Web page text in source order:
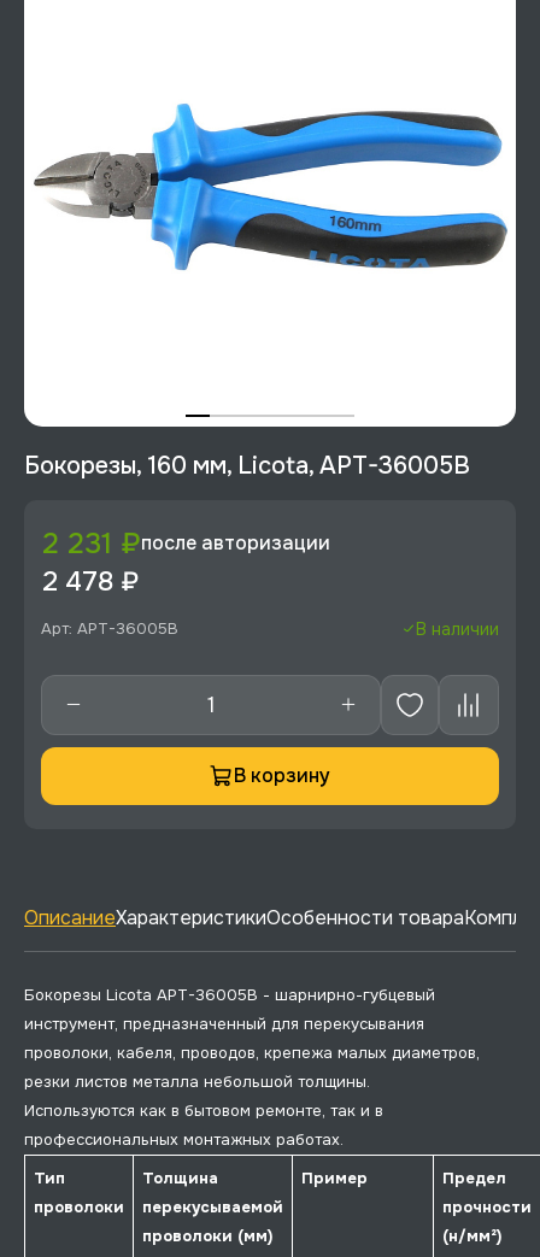
Бокорезы, 160 мм, Licota, APT-36005B
2 231 ₽после авторизации
2 478 ₽
Арт: APT-36005B В наличии
В корзину
ОписаниеХарактеристикиОсобенности товара
Бокорезы Licota APT-36005B - шарнирно-губцевый
инструмент, предназначенный для перекусывания
проволоки, кабеля, проводов, крепежа малых диаметров,
резки листов металла небольшой толщины.
Используются как в бытовом ремонте, так и в
профессиональных монтажных работах.
Тип
проволоки
Толщина
перекусываемой
проволоки (мм)
Пример
Предел
прочности
(н/мм²)